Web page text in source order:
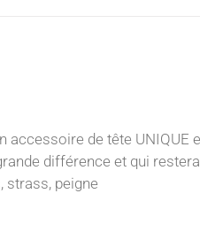
accessoire de tête UNIQUE
différence et qui
strass, peigne